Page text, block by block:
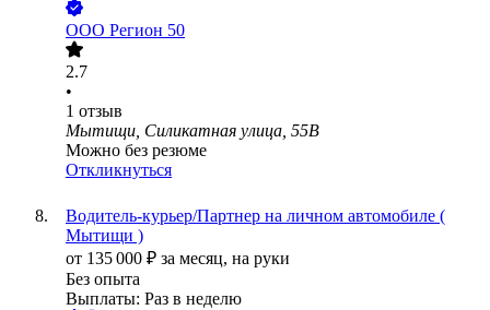
ООО Регион 50
2.7
•
1 отзыв
Мытищи, Силикатная улица, 55В
Можно без резюме
Откликнуться
Водитель-курьер/Партнер на личном автомобиле (
Мытищи )
от 135 000 ₽ за месяц, на руки
Без опыта
Выплаты: Раз в неделю